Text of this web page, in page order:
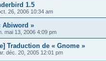
1.5
26, 2006 10:34 am
Abiword »
mai 13, 2006 4:09 pm
Traduction de « Gnome »
déc. 20, 2005 12:01 pm